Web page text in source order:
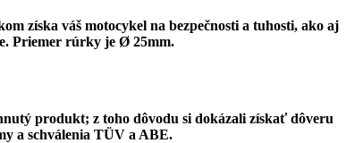
získa váš motocykel na bezpečnosti a tuhosti, ako aj
Priemer rúrky je Ø 25mm.
produkt; z toho dôvodu si dokázali získať dôveru
a schválenia TÜV a ABE.